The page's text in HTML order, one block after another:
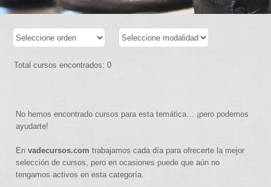
Total cursos encontrados: 0
No hemos encontrado cursos para esta temática… ¡pero podemos
ayudarte!
Envadecursos.com trabajamos cada día para ofrecerte la mejor
selección de cursos, pero en ocasiones puede que aún no
tengamos activos en esta categoría.